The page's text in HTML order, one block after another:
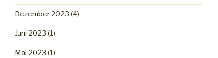
Dezember 2023 (4)
Juni 2023 (1)
Mai 2023 (1)